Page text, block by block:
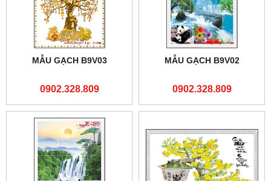
MẪU GẠCH B9V03
0902.328.809
MẪU GẠCH B9V02
0902.328.809